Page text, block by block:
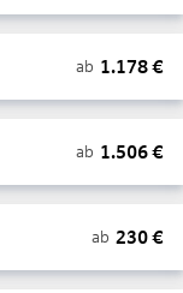
ab 1.178€
ab 1.506€
ab 230€